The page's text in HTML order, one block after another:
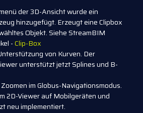
der 3D-Ansicht wurde ein
hinzugefügt. Erzeugt eine Clipbox
Objekt. Siehe StreamBIM
-Clip-Box
von Kurven. Der
unterstützt jetzt Splines und B-
im Globus-Navigationsmodus.
2D-Viewer auf Mobilgeräten und
neu implementiert.